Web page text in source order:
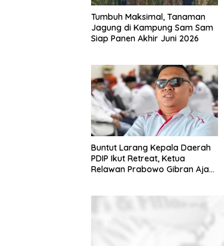
Tumbuh Maksimal, Tanaman
Jagung di Kampung Sam Sam
Siap Panen Akhir Juni 2026
Buntut Larang Kepala Daerah
PDIP Ikut Retreat, Ketua
Relawan Prabowo Gibran Ajak